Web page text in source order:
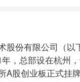
股份有限公司（以
，总部设在杭州
A股创业板正式挂